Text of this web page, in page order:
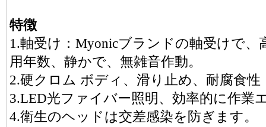
特徴
1.軸受け：Myonicブランドの軸受けで
用年数、静かで、無雑音作動。
2.硬クロム ボディ、滑り止め、耐腐食性
3.LED光ファイバー照明、効率的に作業
4.衛生のヘッドは交差感染を防ぎます。